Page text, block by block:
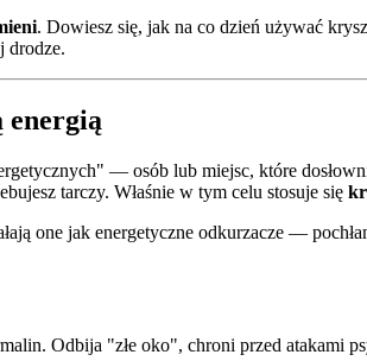
. Dowiesz się, jak na co dzień używać
drodze.
energią
— osób lub miejsc, które
tarczy. Właśnie w tym celu stosuje się
one jak energetyczne odkurzacze —
Odbija "złe oko", chroni przed atakami